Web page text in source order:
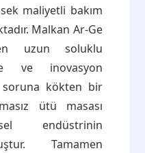
maliyetli bakım
Malkan Ar-Ge
uzun soluklu
ve inovasyon
kökten bir
ütü masası
endüstrinin
Tamamen